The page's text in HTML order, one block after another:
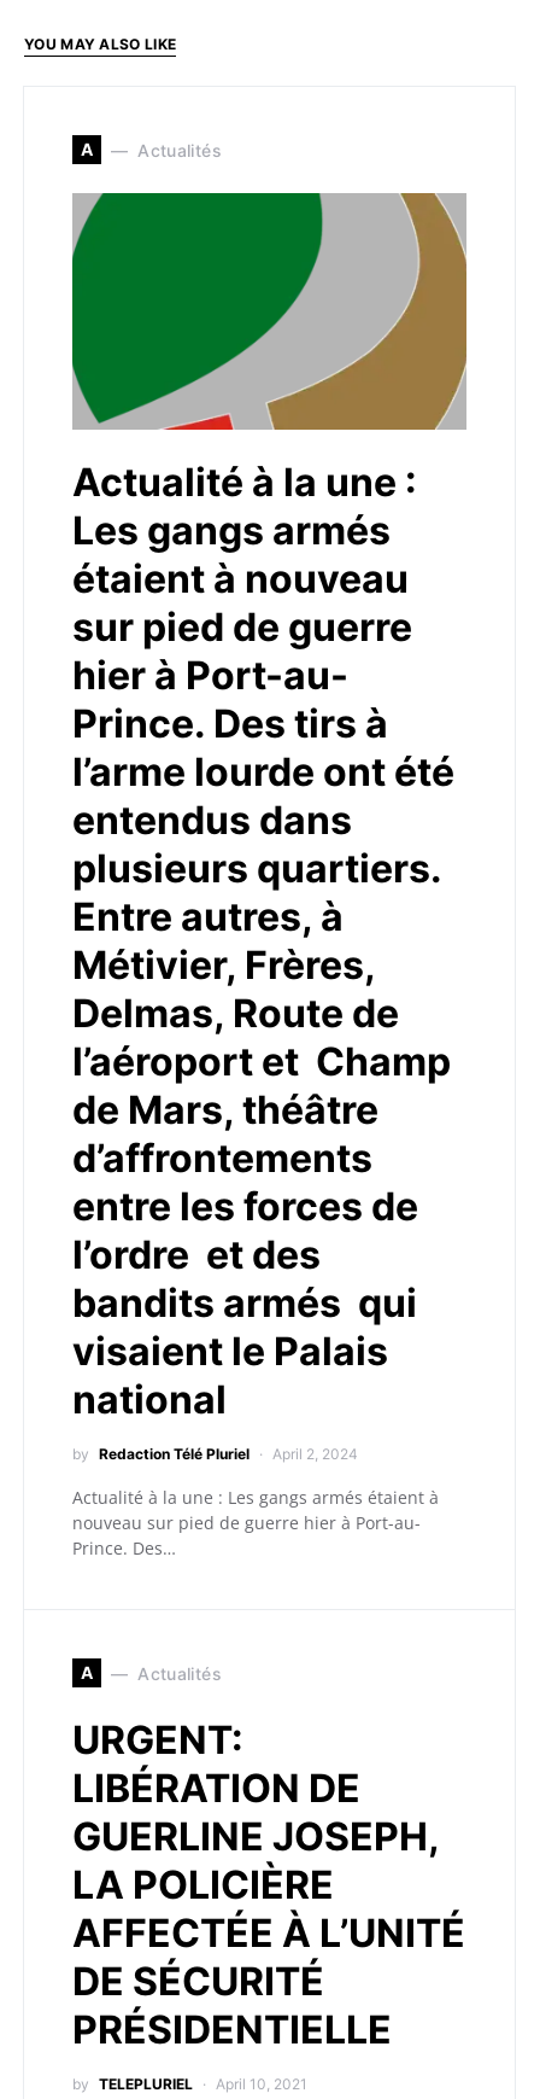
YOU MAY ALSO LIKE
A Actualités
Actualité à la une :
Les gangs armés
étaient à nouveau
sur pied de guerre
hier à Port-au-
Prince. Des tirs à
l’arme lourde ont été
entendus dans
plusieurs quartiers.
Entre autres, à
Métivier, Frères,
Delmas, Route de
l’aéroport et Champ
de Mars, théâtre
d’affrontements
entre les forces de
l’ordre et des
bandits armés qui
visaient le Palais
national
by Redaction Télé Pluriel April 2, 2024
Actualité à la une : Les gangs armés étaient à
nouveau sur pied de guerre hier à Port-au-
Prince. Des…
A Actualités
URGENT:
LIBÉRATION DE
GUERLINE JOSEPH,
LA POLICIÈRE
AFFECTÉE À L’UNITÉ
DE SÉCURITÉ
PRÉSIDENTIELLE
by TELEPLURIEL April 10, 2021